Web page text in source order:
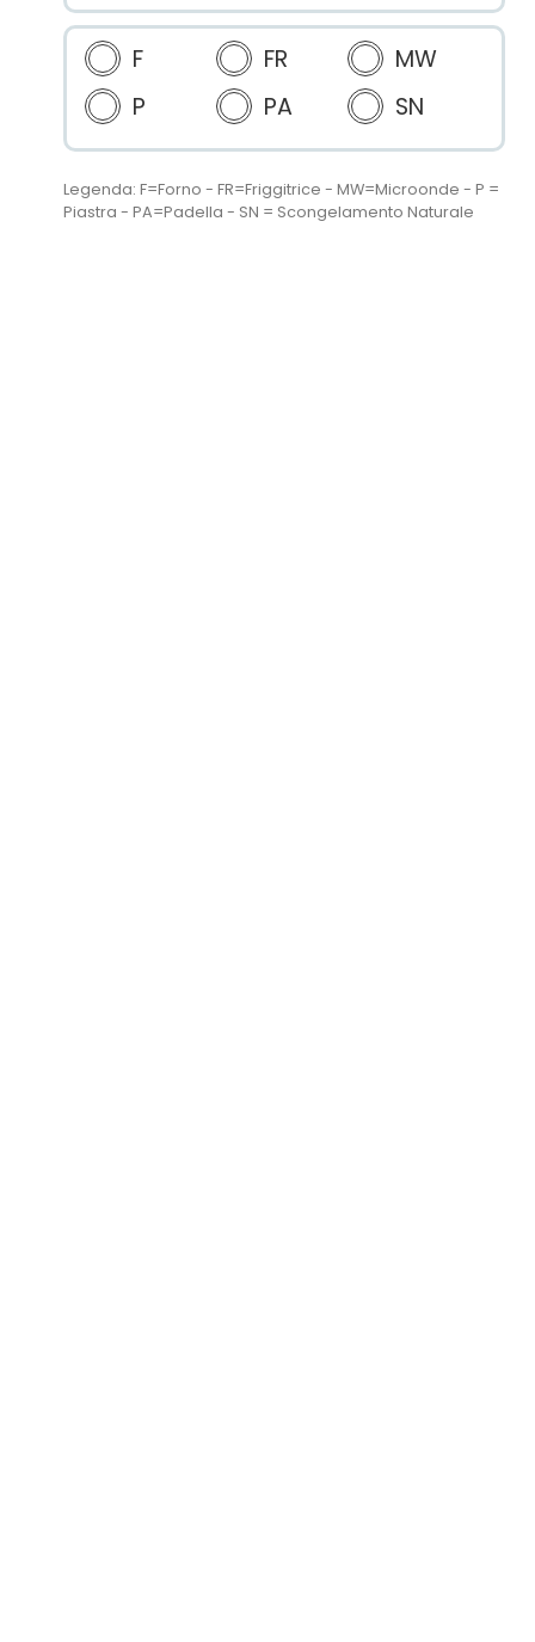
F FR
MW
P
PA SN
Legenda: F=Forno - FR=Friggitrice - MW=Microonde - P =
Piastra - PA=Padella - SN = Scongelamento Naturale